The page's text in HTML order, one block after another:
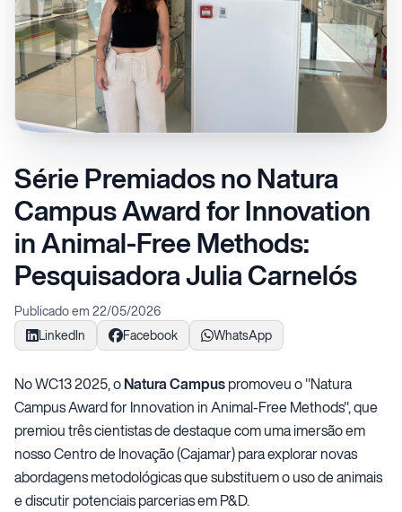
Série Premiados no Natura
Campus Award for Innovation
in Animal-Free Methods:
Pesquisadora Julia Carnelós
Publicado em 22/05/2026
LinkedIn
Facebook WhatsApp
No WC13 2025, oNatura Campuspromoveu o "Natura
Campus Award for Innovation in Animal-Free Methods", que
premiou três cientistas de destaque com uma imersão em
nosso Centro de Inovação (Cajamar) para explorar novas
abordagens metodológicas que substituem o uso de animais
e discutir potenciais parcerias em P&D.